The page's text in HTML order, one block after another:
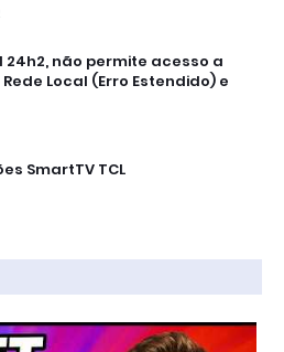
24h2, não permite acesso a
Local (Erro Estendido) e
SmartTV TCL